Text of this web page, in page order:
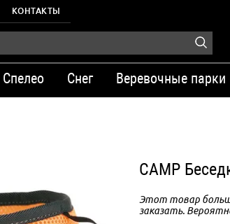
КОНТАКТЫ
Спелео Снег Веревочные парки
CAMP
Этот товар
заказать.